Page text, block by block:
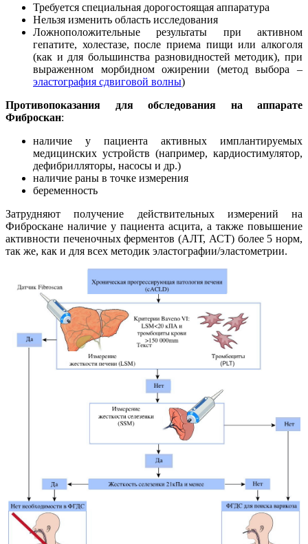
Требуется специальная дорогостоящая аппаратура
Нельзя изменить область исследования
Ложноположительные результаты при активном
гепатите, холестазе, после приема пищи или алкоголя
(как и для большинства разновидностей методик), при
выраженном морбидном ожирении (метод выбора –
эластография сдвиговой волны)
Противопоказания для обследования на аппарате
Фиброскан:
наличие у пациента активных имплантируемых
медицинских устройств (например, кардиостимулятор,
дефибрилляторы, насосы и др.)
наличие раны в точке измерения
беременность
Затрудняют получение действительных измерений на
Фиброскане наличие у пациента асцита, а также повышение
активности печеночных ферментов (АЛТ, АСТ) более 5 норм,
так же, как и для всех методик эластографии/эластометрии.